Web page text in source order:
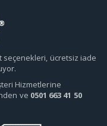
ücretsiz iade
Hizmetlerine
ve 0501 663 41 50